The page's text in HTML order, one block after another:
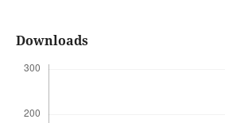
Downloads